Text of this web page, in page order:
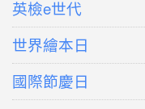
英檢e世代
世界繪本日
國際節慶日